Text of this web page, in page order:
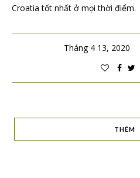
Croatia tốt nhất ở mọi thời điểm.
Tháng 4 13, 2020
THÊM